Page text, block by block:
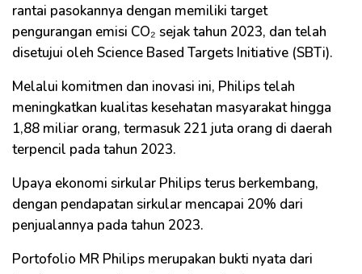
rantai pasokannya dengan memiliki target
pengurangan emisi CO₂ sejak tahun 2023, dan telah
disetujui oleh Science Based Targets Initiative (SBTi).
Melalui komitmen dan inovasi ini, Philips telah
meningkatkan kualitas kesehatan masyarakat hingga
1,88 miliar orang, termasuk 221 juta orang di daerah
terpencil pada tahun 2023.
Upaya ekonomi sirkular Philips terus berkembang,
dengan pendapatan sirkular mencapai 20% dari
penjualannya pada tahun 2023.
Portofolio MR Philips merupakan bukti nyata dari